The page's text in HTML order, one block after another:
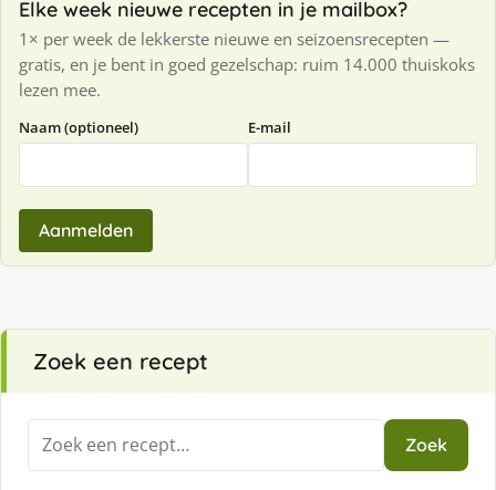
Elke week nieuwe recepten in je mailbox?
1× per week de lekkerste nieuwe en seizoensrecepten —
gratis, en je bent in goed gezelschap: ruim 14.000 thuiskoks
lezen mee.
Naam (optioneel) E-mail
Aanmelden
Zoek een recept
Zoeken
naar:
Zoek